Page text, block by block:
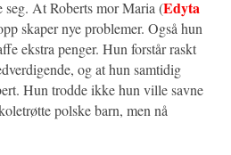
seg. At Roberts mor Maria (Edyta
skaper nye problemer. Også hun
ekstra penger. Hun forstår raskt
og at hun samtidig
Hun trodde ikke hun ville savne
polske barn, men nå